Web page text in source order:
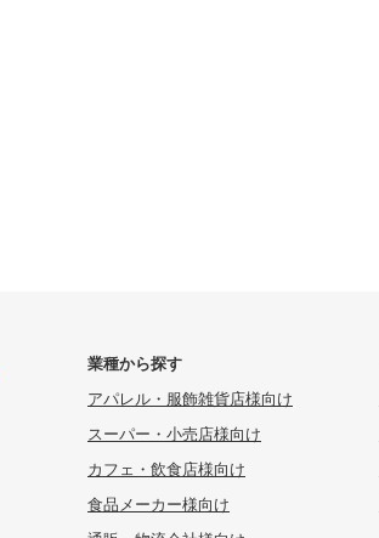
業種から探す
アパレル・服飾雑貨店様向け
スーパー・小売店様向け
カフェ・飲食店様向け
食品メーカー様向け